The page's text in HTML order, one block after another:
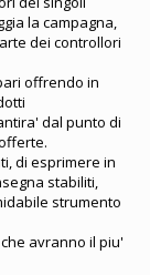
la campagna,
dei controllori
offrendo in
dal punto di
di esprimere in
stabiliti,
strumento
avranno il piu'